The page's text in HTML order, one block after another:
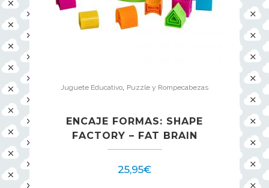
Juguete Educativo Puzzle y Rompecabezas
ENCAJE FORMAS: SHAPE
FACTORY – FAT BRAIN
25,95€